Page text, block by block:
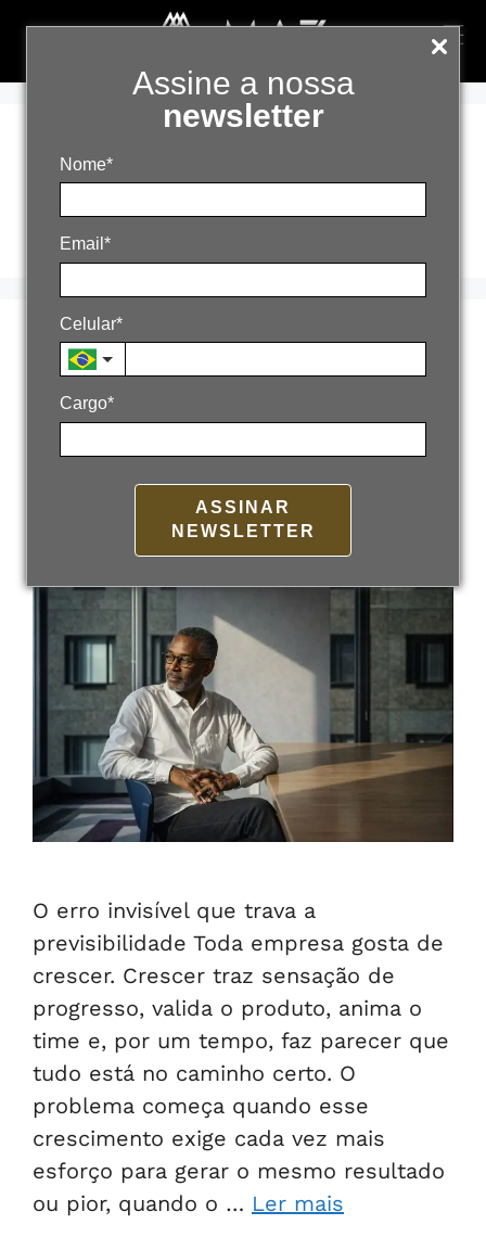
Assine a nossa
newsletter
Nome*
Email*
Celular*
Cargo*
ASSINAR
NEWSLETTER
escalar empresa
com margem
Por que sua empresa
cresce, mas não
escala?
12 de fevereiro de 2026
O erro invisível que trava a
previsibilidade Toda empresa gosta de
crescer. Crescer traz sensação de
progresso, valida o produto, anima o
time e, por um tempo, faz parecer que
tudo está no caminho certo. O
problema começa quando esse
crescimento exige cada vez mais
esforço para gerar o mesmo resultado
ou pior, quando o … Ler mais